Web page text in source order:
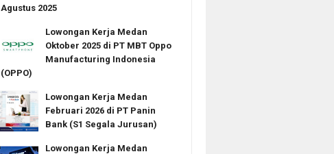
Agustus 2025
Lowongan Kerja Medan
Oktober 2025 di PT MBT Oppo
Manufacturing Indonesia
(OPPO)
Lowongan Kerja Medan
Februari 2026 di PT Panin
Bank (S1 Segala Jurusan)
Lowongan Kerja Medan